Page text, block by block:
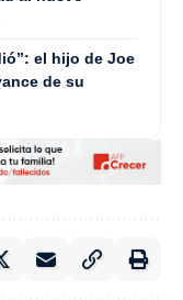
el hijo de Joe
de su